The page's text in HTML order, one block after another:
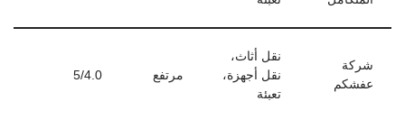
شركة
عفشكم
نقل أثاث،
نقل أجهزة،
تعبئة
مرتفع 5/4.0